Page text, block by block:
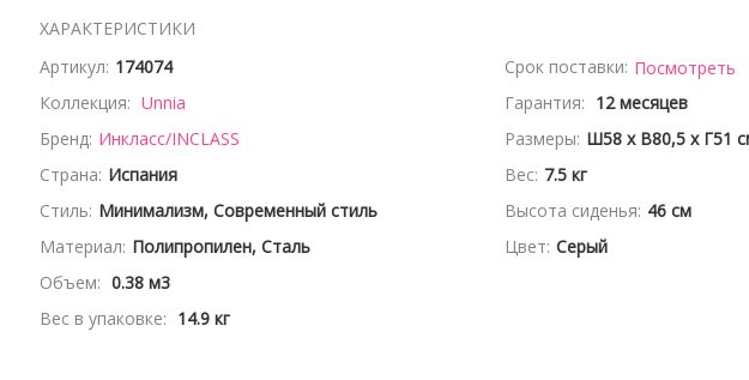
ХАРАКТЕРИСТИКИ
Артикул: 174074 Срок поставки: Посмотреть
Коллекция: Unnia Гарантия: 12 месяцев
Бренд: Инкласс/INCLASS Размеры: Ш58 x В80,5 x Г51
Страна: Испания Вес: 7.5 кг
Стиль: Минимализм, Современный стиль Высота сиденья: 46 см
Материал: Полипропилен, Сталь Цвет: Серый
Объем: 0.38 м3
Вес в упаковке: 14.9 кг